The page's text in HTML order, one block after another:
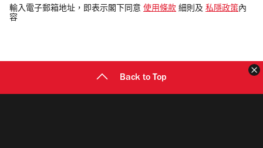
電
郵
輸入電子郵箱地址，即表示閣下同意 使用條款 細則及 私隱政策 內
容
Back to Top